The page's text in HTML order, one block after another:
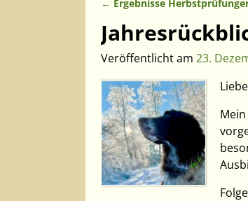
← Ergebnisse
Veröffentlicht am 23.